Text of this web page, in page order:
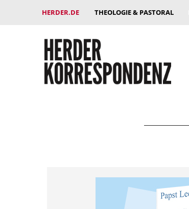
HERDER.DE THEOLOGIE & PASTORAL